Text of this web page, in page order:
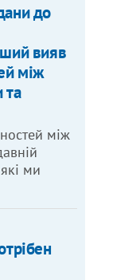
до
вияв
між
та
між
ми